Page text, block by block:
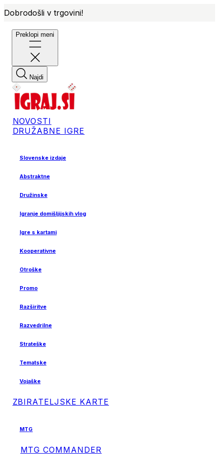
Dobrodošli v trgovini!
Preklopi meni
Najdi
NOVOSTI
DRUŽABNE IGRE
Slovenske izdaje
Abstraktne
Družinske
Igranje domišljijskih vlog
Igre s kartami
Kooperativne
Otroške
Promo
Razširitve
Razvedrilne
Strateške
Tematske
Vojaške
ZBIRATELJSKE KARTE
MTG
MTG COMMANDER